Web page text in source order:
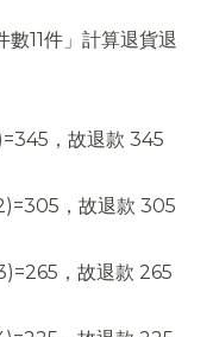
11件」計算退貨退
，故退款 345
，故退款 305
，故退款 265